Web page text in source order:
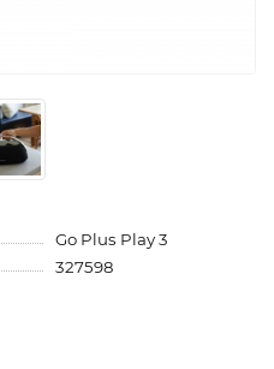
Go Plus Play 3
327598